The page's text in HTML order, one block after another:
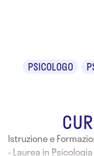
PSICOLOGO
Istruzione e
- Laurea in